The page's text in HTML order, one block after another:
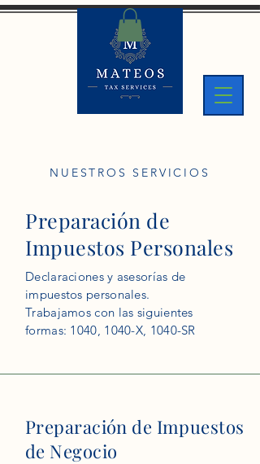
NUESTROS SERVICIOS
Preparación de
Impuestos Personales
Declaraciones y asesorías de
impuestos personales.
Trabajamos con las siguientes
formas: 1040, 1040-X, 1040-SR
Preparación de Impuestos
de Negocio